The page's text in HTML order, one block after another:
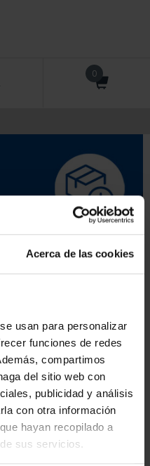
Acerca de las cookies
usan para personalizar
funciones de redes
compartimos
del sitio web con
publicidad y análisis
con otra información
hayan recopilado a
sus servicios.
0